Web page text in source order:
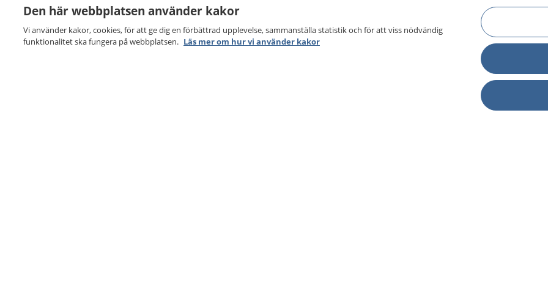
Den här webbplatsen använder kakor
Vi använder kakor, cookies, för att ge dig en förbättrad upplevelse, sammanställa statistik och för att viss nödvändig
funktionalitet ska fungera på webbplatsen. Läs mer om hur vi använder kakor